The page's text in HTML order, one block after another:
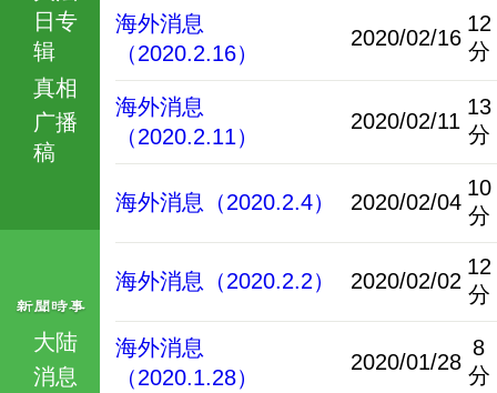
日专
辑
真相
广播
稿
大陆
消息
海外消息
（2020.2.16）
2020/02/16
12
分
海外消息
（2020.2.11）
2020/02/11
13
分
海外消息（2020.2.4） 2020/02/04
10
分
海外消息（2020.2.2） 2020/02/02
12
分
海外消息
（2020.1.28）
2020/01/28
8
分